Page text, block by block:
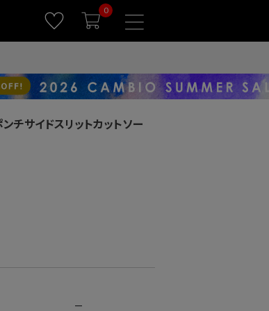
0
チサイドスリットカットソー
—